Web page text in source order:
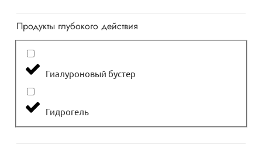
Продукты глубокого действия
Гиалуроновый бустер
Гидрогель